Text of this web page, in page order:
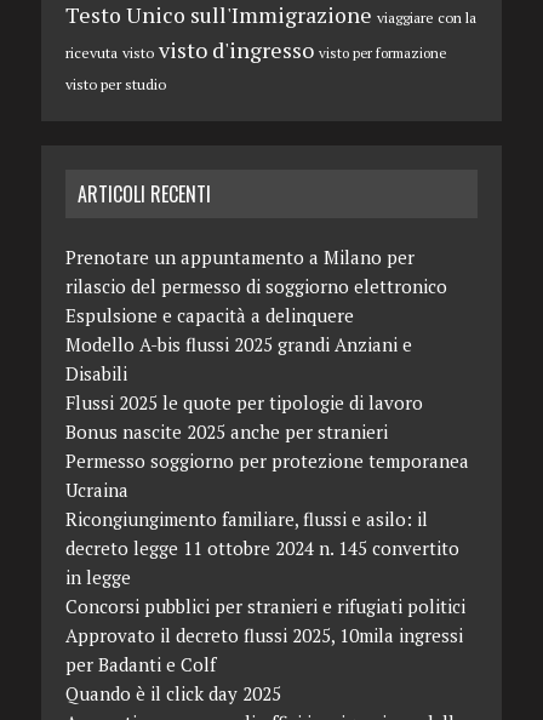
Testo Unico sull'Immigrazione viaggiare con la
ricevuta visto visto d'ingresso visto per formazione
visto per studio
ARTICOLI RECENTI
Prenotare un appuntamento a Milano per
rilascio del permesso di soggiorno elettronico
Espulsione e capacità a delinquere
Modello A-bis flussi 2025 grandi Anziani e
Disabili
Flussi 2025 le quote per tipologie di lavoro
Bonus nascite 2025 anche per stranieri
Permesso soggiorno per protezione temporanea
Ucraina
Ricongiungimento familiare, flussi e asilo: il
decreto legge 11 ottobre 2024 n. 145 convertito
in legge
Concorsi pubblici per stranieri e rifugiati politici
Approvato il decreto flussi 2025, 10mila ingressi
per Badanti e Colf
Quando è il click day 2025